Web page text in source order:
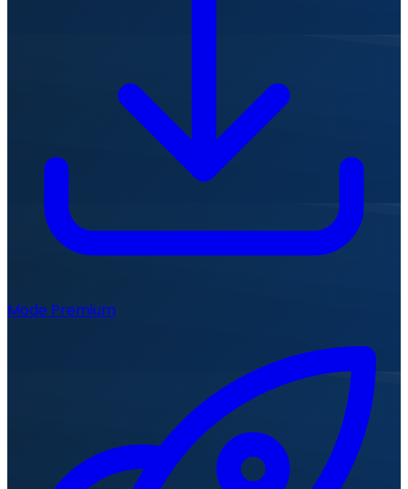
Mode Premium